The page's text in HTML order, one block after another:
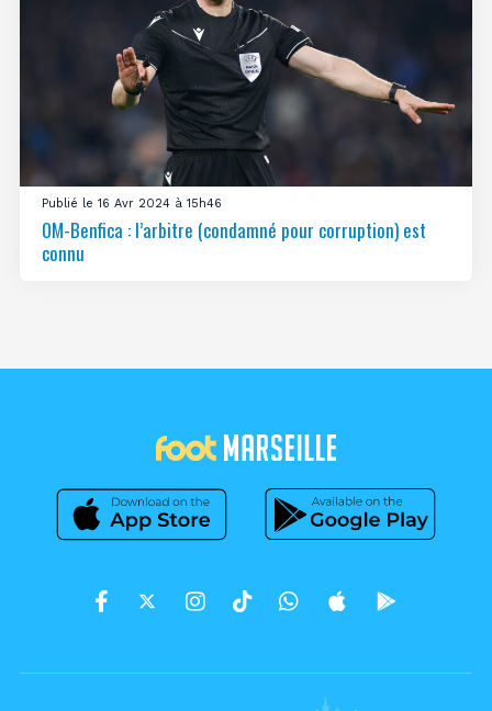
Publié le 16 Avr 2024 à 15h46
OM-Benfica : l’arbitre (condamné pour corruption) est
connu